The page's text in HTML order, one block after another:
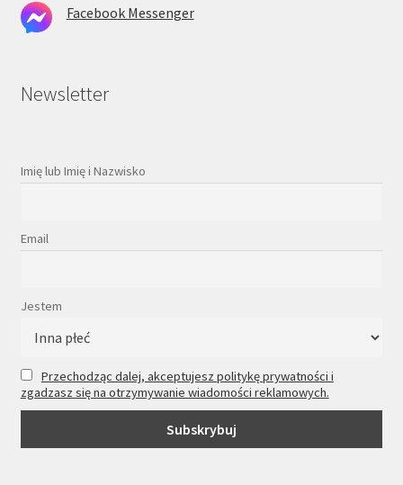
Facebook Messenger
Newsletter
Imię lub Imię i Nazwisko
Email
Jestem
Przechodząc dalej, akceptujesz politykę prywatności i
zgadzasz się na otrzymywanie wiadomości reklamowych.